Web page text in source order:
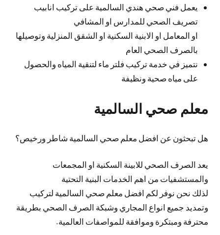
يعمل فني صحي هندي السالمية على تركيب انابيب
تصريف الصحي للمدارس او المشافي
او المعامل او الابنية السكنية او الشقق المنزلية وتوصيلها
بالصرف الصحي العام
نتميز في خدمة تركيب فلتر ماء لتنقية المياه والحصول
على مياه صحية ونظيفة
معلم صحي السالمية
هل تبحثون عن افضل معلم صحي السالمية شاطر ورخيص؟
يعد الصرف الصحي للابينة السكنية او المجمعات
والمستشفيات من اهم الخدمات البنية التحتية
لذلك نحن نوفر لكم افضل معلم صحي السالمية لتركيب
وتمديد جميع انواع المجاري وشبكة الصرف الصحي بطريقة
محترفة ومبتكرة وموافقة للمواصفات العالمية.